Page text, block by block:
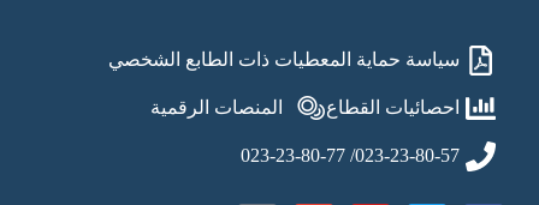
سياسة حماية المعطيات ذات الطابع الشخصي
احصائيات القطاع المنصات الرقمية
023-23-80-57/ 023-23-80-77